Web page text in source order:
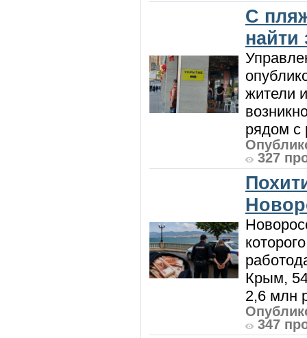
С
жители
рядом с
327
Крым,
2,6 млн
347